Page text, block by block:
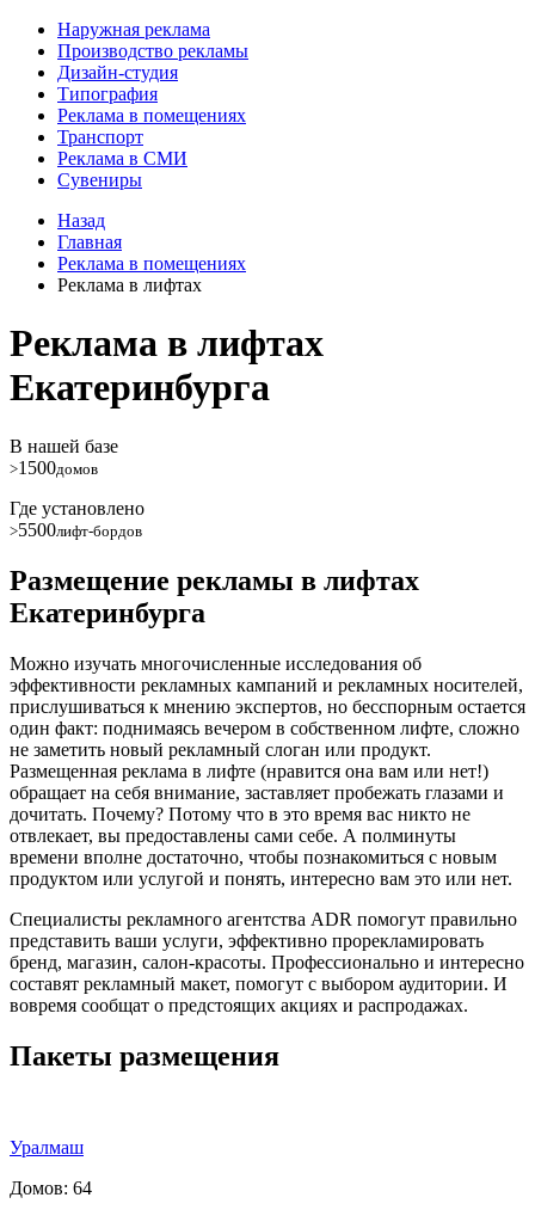
Наружная реклама
Производство рекламы
Дизайн-студия
Типография
Реклама в помещениях
Транспорт
Реклама в СМИ
Сувениры
Назад
Главная
Реклама в помещениях
Реклама в лифтах
Реклама в лифтах
Екатеринбурга
В нашей базе
>1500домов
Где установлено
>5500лифт-бордов
Размещение рекламы в лифтах
Екатеринбурга
Можно изучать многочисленные исследования об
эффективности рекламных кампаний и рекламных носителей,
прислушиваться к мнению экспертов, но бесспорным остается
один факт: поднимаясь вечером в собственном лифте, сложно
не заметить новый рекламный слоган или продукт.
Размещенная реклама в лифте (нравится она вам или нет!)
обращает на себя внимание, заставляет пробежать глазами и
дочитать. Почему? Потому что в это время вас никто не
отвлекает, вы предоставлены сами себе. А полминуты
времени вполне достаточно, чтобы познакомиться с новым
продуктом или услугой и понять, интересно вам это или нет.
Специалисты рекламного агентства ADR помогут правильно
представить ваши услуги, эффективно прорекламировать
бренд, магазин, салон-красоты. Профессионально и интересно
составят рекламный макет, помогут с выбором аудитории. И
вовремя сообщат о предстоящих акциях и распродажах.
Пакеты размещения
Уралмаш
Домов: 64